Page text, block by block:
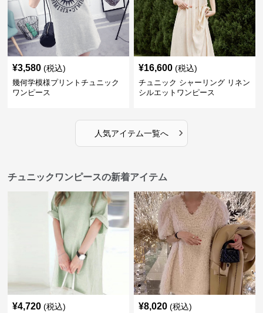
¥3,580 (税込)
幾何学模様プリントチュニック
ワンピース
¥16,600 (税込)
チュニック シャーリング リネン
シルエットワンピース
人気アイテム一覧へ ›
チュニックワンピースの新着アイテム
¥4,720 (税込) ¥8,020 (税込)